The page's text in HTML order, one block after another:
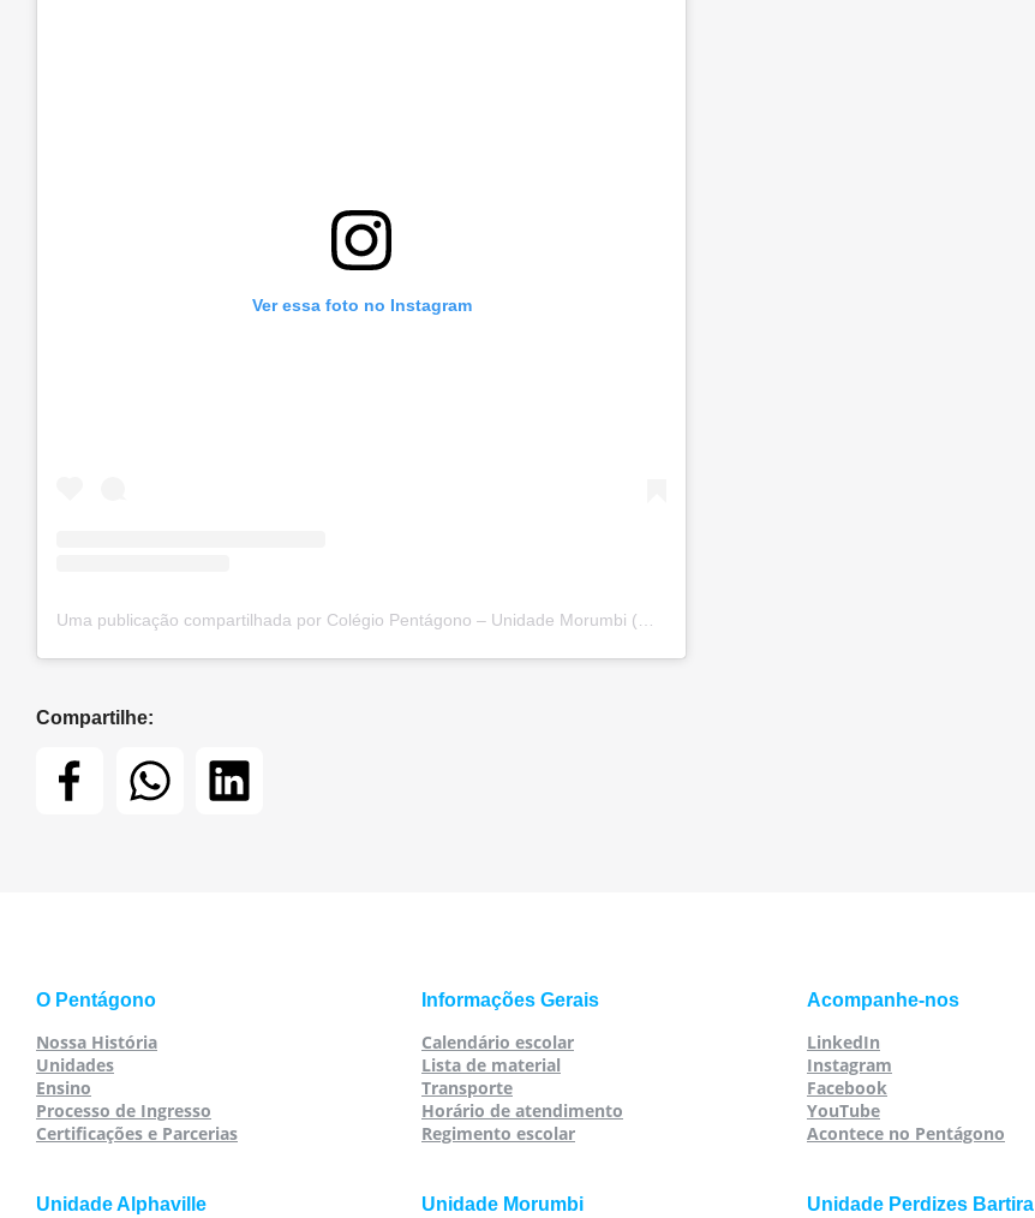
Ver essa foto no Instagram
Compartilhe:
O Pentágono
Nossa História
Unidades
Ensino
Processo de Ingresso
Certificações e Parcerias
Informações Gerais
Calendário escolar
Lista de material
Transporte
Horário de atendimento
Regimento escolar
Acompanhe-nos
LinkedIn
Instagram
Facebook
YouTube
Acontece no Pentágono
Unidade Alphaville Unidade Morumbi Unidade Perdizes Bartira